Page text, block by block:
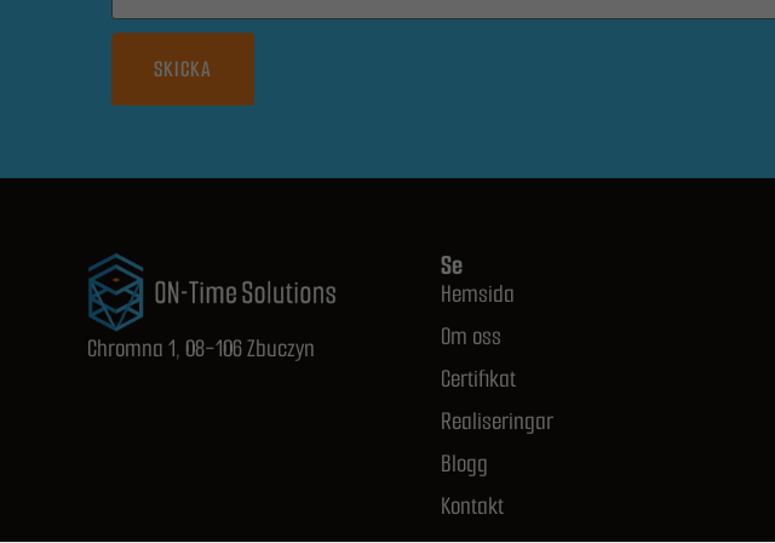
SKICKA
Chromna 1, 08-106 Zbuczyn
Se
Hemsida
Om oss
Certifikat
Realiseringar
Blogg
Kontakt